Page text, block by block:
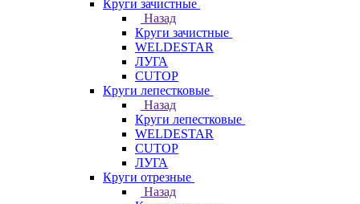
Круги зачистные
Назад
Круги зачистные
WELDESTAR
ЛУГА
CUTOP
Круги лепестковые
Назад
Круги лепестковые
WELDESTAR
CUTOP
ЛУГА
Круги отрезные
Назад